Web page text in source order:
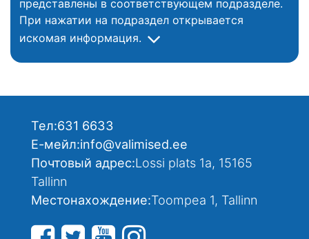
представлены в соответствующем подразделе.
При нажатии на подраздел открывается
искомая информация.
Тел:631 6633
Е-мейл:info@valimised.ee
Почтовый адрес:Lossi plats 1a, 15165
Tallinn
Местонахождение:Toompea 1, Tallinn